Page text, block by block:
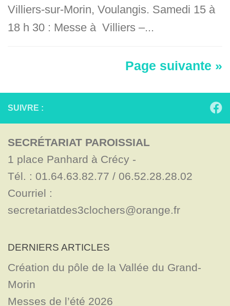
Villiers-sur-Morin, Voulangis. Samedi 15 à
18 h 30 : Messe à Villiers –...
Page suivante »
SUIVRE :
SECRÉTARIAT PAROISSIAL
1 place Panhard à Crécy -
Tél. : 01.64.63.82.77 / 06.52.28.28.02
Courriel :
secretariatdes3clochers@orange.fr
DERNIERS ARTICLES
Création du pôle de la Vallée du Grand-
Morin
Messes de l’été 2026